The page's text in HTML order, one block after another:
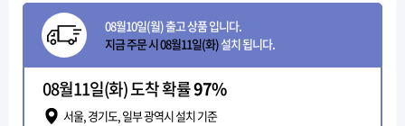
08월10일(월) 출고 상품 입니다.
지금 주문 시 08월11일(화)설치 됩니다.
08월11일(화) 도착 확률97%
서울, 경기도, 일부 광역시 설치 기준